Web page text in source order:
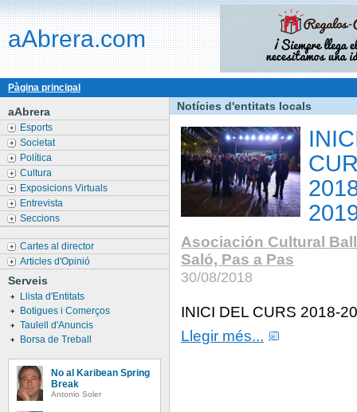
aAbrera.com
Pàgina principal
aAbrera
Esports
Societat
Política
Cultura
Exposicions Virtuals
Entrevista
Seccions
Cartes al director
Articles d'Opinió
Serveis
Llista d'Entitats
Botigues i Comerços
Taulell d'Anuncis
Borsa de Treball
No al Karibean Spring
Break
Antonio Soler
Notícies d'entitats locals
Asociación Cultural
Saló, Pas a Pas
30/08/2018
INICI DEL CURS 2018-
Llegir més...